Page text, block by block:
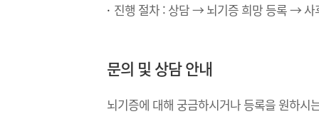
진행 절차 : 상담 → 뇌기증 희망 등록 → 사
문의 및 상담 안내
뇌기증에 대해 궁금하시거나 등록을 원하시